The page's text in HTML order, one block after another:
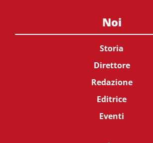
Noi
Storia
Direttore
Redazione
Editrice
Eventi